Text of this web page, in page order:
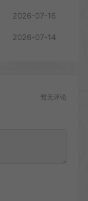
2026-07-16
2026-07-14
暂无评论